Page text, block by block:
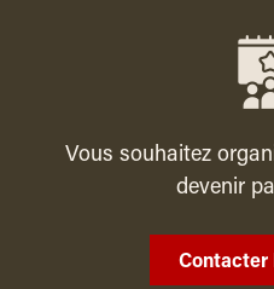
Vous souhaitez
devenir
Contacter